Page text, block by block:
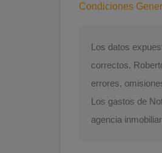
Condiciones
Los datos
correctos.
errores,
Los gastos de
agencia